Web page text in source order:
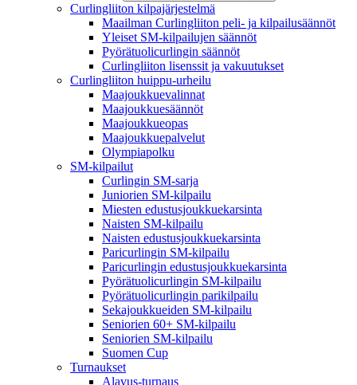
Curlingliiton kilpajärjestelmä
Maailman Curlingliiton peli- ja kilpailusäännöt
Yleiset SM-kilpailujen säännöt
Pyörätuolicurlingin säännöt
Curlingliiton lisenssit ja vakuutukset
Curlingliiton huippu-urheilu
Maajoukkuevalinnat
Maajoukkuesäännöt
Maajoukkueopas
Maajoukkuepalvelut
Olympiapolku
SM-kilpailut
Curlingin SM-sarja
Juniorien SM-kilpailu
Miesten edustusjoukkuekarsinta
Naisten SM-kilpailu
Naisten edustusjoukkuekarsinta
Paricurlingin SM-kilpailu
Paricurlingin edustusjoukkuekarsinta
Pyörätuolicurlingin SM-kilpailu
Pyörätuolicurlingin parikilpailu
Sekajoukkueiden SM-kilpailu
Seniorien 60+ SM-kilpailu
Seniorien SM-kilpailu
Suomen Cup
Turnaukset
Alavus-turnaus